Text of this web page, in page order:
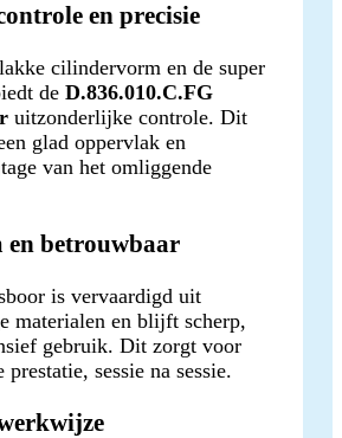
en precisie
cilindervorm en de super
de D.836.010.C.FG
uitzonderlijke controle. Dit
glad oppervlak en
van het omliggende
en betrouwbaar
is vervaardigd uit
materialen en blijft scherp,
gebruik. Dit zorgt voor
prestatie, sessie na sessie.